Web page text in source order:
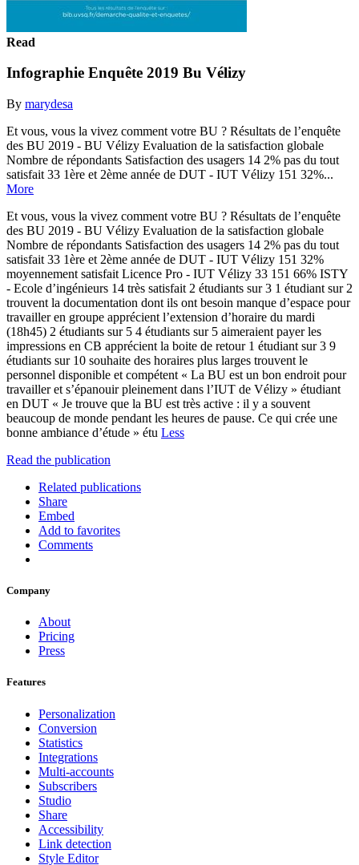
Read
Infographie Enquête 2019 Bu Vélizy
By marydesa
Et vous, vous la vivez comment votre BU ? Résultats de l’enquête
des BU 2019 - BU Vélizy Evaluation de la satisfaction globale
Nombre de répondants Satisfaction des usagers 14 2% pas du tout
satisfait 33 1ère et 2ème année de DUT - IUT Vélizy 151 32%...
More
Et vous, vous la vivez comment votre BU ? Résultats de l’enquête
des BU 2019 - BU Vélizy Evaluation de la satisfaction globale
Nombre de répondants Satisfaction des usagers 14 2% pas du tout
satisfait 33 1ère et 2ème année de DUT - IUT Vélizy 151 32%
moyennement satisfait Licence Pro - IUT Vélizy 33 151 66% ISTY
- Ecole d’ingénieurs 14 très satisfait 2 étudiants sur 3 1 étudiant sur 2
trouvent la documentation dont ils ont besoin manque d’espace pour
travailler en groupe apprécient l’extension d’horaire du mardi
(18h45) 2 étudiants sur 5 4 étudiants sur 5 aimeraient payer les
impressions en CB apprécient la boite de retour 1 étudiant sur 3 9
étudiants sur 10 souhaite des horaires plus larges trouvent le
personnel disponible et compétent « La BU est un bon endroit pour
travailler et s’épanouir pleinement dans l’IUT de Vélizy » étudiant
en DUT « Je trouve que la BU est très active : il y a souvent
beaucoup de monde pendant les heures de pause. Ce qui crée une
bonne ambiance d’étude » étu Less
Read the publication
Related publications
Share
Embed
Add to favorites
Comments
Company
About
Pricing
Press
Features
Personalization
Conversion
Statistics
Integrations
Multi-accounts
Subscribers
Studio
Share
Accessibility
Link detection
Style Editor